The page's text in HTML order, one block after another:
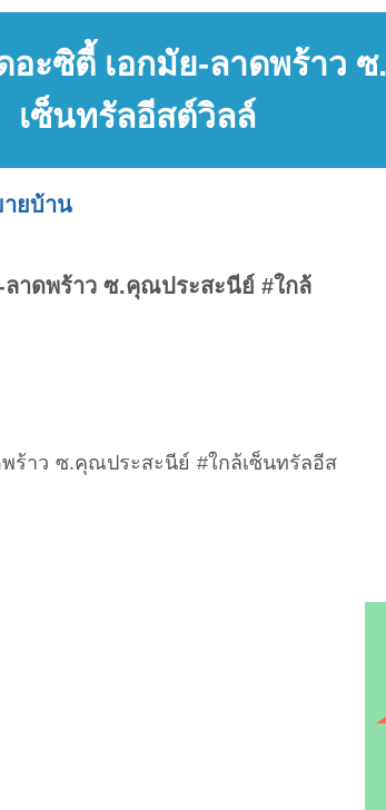
อะซิตี้ เอกมัย-ลาดพร้าว
เซ็นทรัลอีสต์วิลล์
ยบ้าน
ลาดพร้าว ซ.คุณประสะนีย์ #ใกล้
ร้าว ซ.คุณประสะนีย์ #ใกล้เซ็นทรัลอีส